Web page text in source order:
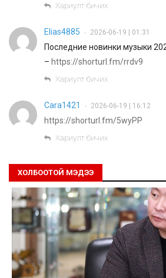
Хариулт бичих
Elias4885 • 2026-06-19 | 01:31
Последние новинки музыки
– https://shorturl.fm/rrdv9
Хариулт бичих
Cara1421 • 2026-06-19 | 16:12
https://shorturl.fm/5wyPP
Хариулт бичих
ХОЛБООТОЙ МЭДЭЭ